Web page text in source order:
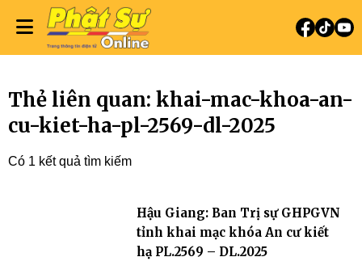
Thẻ liên quan: khai-mac-khoa-an-
cu-kiet-ha-pl-2569-dl-2025
Có 1 kết quả tìm kiếm
Hậu Giang: Ban Trị sự GHPGVN
tỉnh khai mạc khóa An cư kiết
hạ PL.2569 – DL.2025